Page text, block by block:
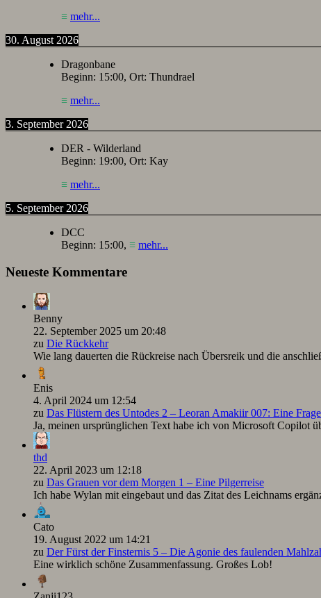
≡ mehr...
30. August 2026
Dragonbane
Beginn: 15:00, Ort: Thundrael
≡ mehr...
3. September 2026
DER - Wilderland
Beginn: 19:00, Ort: Kay
≡ mehr...
5. September 2026
DCC
Beginn: 15:00, ≡ mehr...
Neueste Kommentare
Benny
22. September 2025 um 20:48
zu Die Rückkehr
Wie lang dauerten die Rückreise nach Übersreik und die
Enis
4. April 2024 um 12:54
zu Das Flüstern des Untodes 2 – Leoran Amakiir 007: Eine
Ja, meinen ursprünglichen Text habe ich von Microsoft Copilot
thd
22. April 2023 um 12:18
zu Das Grauen vor dem Morgen 1 – Eine Pilgerreise
Ich habe Wylan mit eingebaut und das Zitat des Leichnams
Cato
19. August 2022 um 14:21
zu Der Fürst der Finsternis 5 – Die Agonie des faulenden
Eine wirklich schöne Zusammenfassung. Großes Lob!